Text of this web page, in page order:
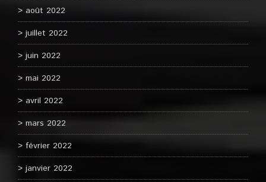
août 2022
juillet 2022
juin 2022
mai 2022
avril 2022
mars 2022
février 2022
janvier 2022